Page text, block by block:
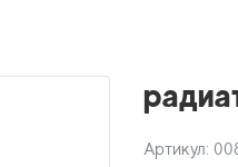
Артикул: